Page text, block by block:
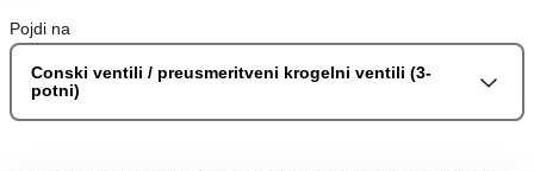
Pojdi na
Conski ventili / preusmeritveni krogelni ventili (3-
potni)